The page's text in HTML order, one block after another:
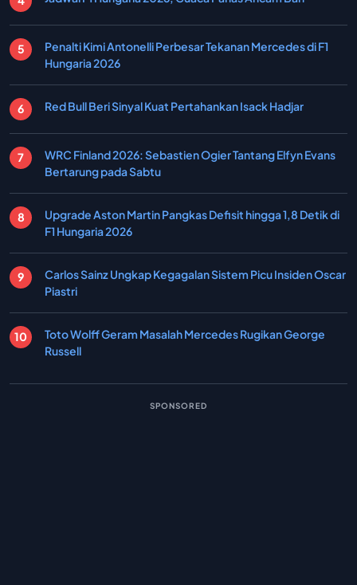
Penalti Kimi Antonelli Perbesar Tekanan Mercedes di F1
Hungaria 2026
Red Bull Beri Sinyal Kuat Pertahankan Isack Hadjar
WRC Finland 2026: Sebastien Ogier Tantang Elfyn Evans
Bertarung pada Sabtu
Upgrade Aston Martin Pangkas Defisit hingga 1,8 Detik di
F1 Hungaria 2026
Carlos Sainz Ungkap Kegagalan Sistem Picu Insiden Oscar
Piastri
Toto Wolff Geram Masalah Mercedes Rugikan George
Russell
SPONSORED